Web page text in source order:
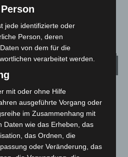
Wetter
° C 17.7°
16.7°
jede identifizierte oder
Person, deren
von dem für die
verarbeitet werden.
mit oder ohne Hilfe
ausgeführte Vorgang oder
im Zusammenhang mit
Daten wie das Erheben, das
das Ordnen, die
oder Veränderung, das